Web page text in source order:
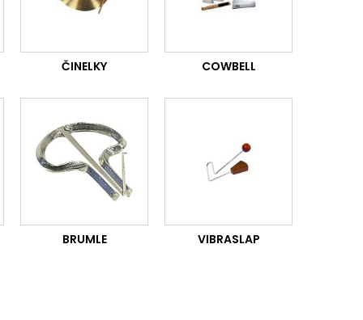
ČINELKY COWBELL
BRUMLE VIBRASLAP